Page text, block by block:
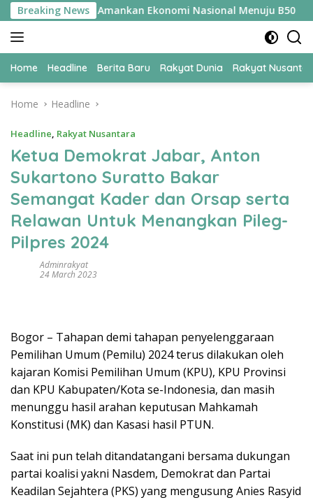
Skip
to
content
Breaking News
Jadi Kunci Amankan Ekonomi Nasional Menuju B50
Home Headline Berita Baru Rakyat Dunia Rakyat
Home Headline
Headline, Rakyat Nusantara
Ketua Demokrat Jabar, Anton
Sukartono Suratto Bakar
Semangat Kader dan Orsap serta
Relawan Untuk Menangkan Pileg-
Pilpres 2024
Adminrakyat
24 March 2023
Bogor – Tahapan demi tahapan penyelenggaraan
Pemilihan Umum (Pemilu) 2024 terus dilakukan oleh
kajaran Komisi Pemilihan Umum (KPU), KPU Provinsi
dan KPU Kabupaten/Kota se-Indonesia, dan masih
menunggu hasil arahan keputusan Mahkamah
Konstitusi (MK) dan Kasasi hasil PTUN.
Saat ini pun telah ditandatangani bersama dukungan
partai koalisi yakni Nasdem, Demokrat dan Partai
Keadilan Sejahtera (PKS) yang mengusung Anies Rasyid